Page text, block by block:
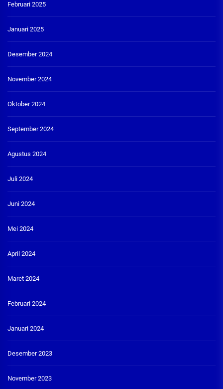
Februari 2025
Januari 2025
Desember 2024
November 2024
Oktober 2024
September 2024
Agustus 2024
Juli 2024
Juni 2024
Mei 2024
April 2024
Maret 2024
Februari 2024
Januari 2024
Desember 2023
November 2023